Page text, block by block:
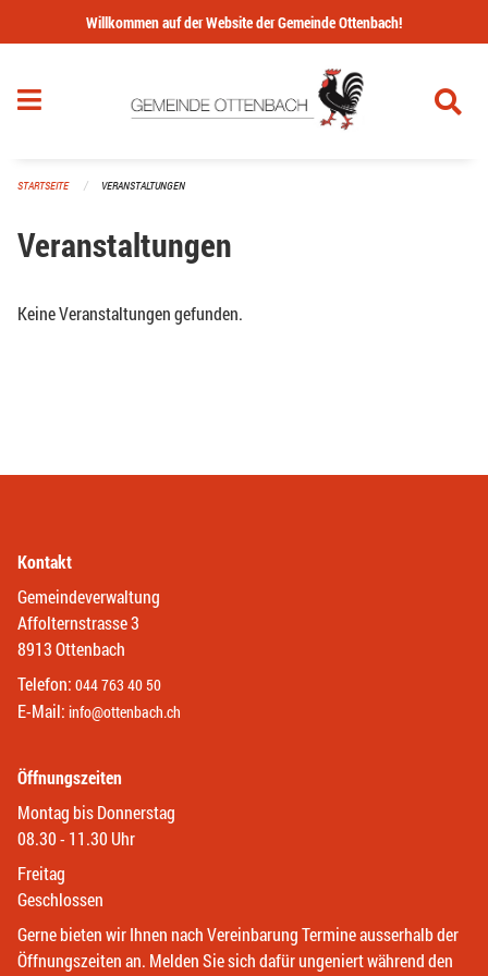
Navigation überspringen
Willkommen auf der Website der Gemeinde Ottenbach!
STARTSEITE VERANSTALTUNGEN
Veranstaltungen
Keine Veranstaltungen gefunden.
Kontakt
Gemeindeverwaltung
Affolternstrasse 3
8913 Ottenbach
Telefon: 044 763 40 50
E-Mail: info@ottenbach.ch
Öffnungszeiten
Montag bis Donnerstag
08.30 - 11.30 Uhr
Freitag
Geschlossen
Gerne bieten wir Ihnen nach Vereinbarung Termine ausserhalb der
Öffnungszeiten an. Melden Sie sich dafür ungeniert während den